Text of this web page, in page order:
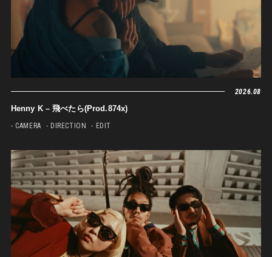
2026.08
Henny K – 飛べたら(Prod.874x)
- CAMERA - DIRECTION - EDIT